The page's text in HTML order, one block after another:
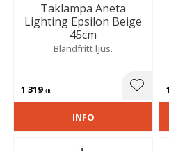
Taklampa Aneta
Lighting Epsilon Beige
45cm
Bländfritt ljus.
1 319KR Lägg
INFO